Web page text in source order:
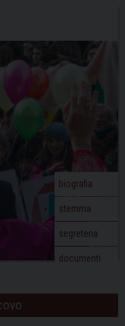
biografia
stemma
segreteria
documenti